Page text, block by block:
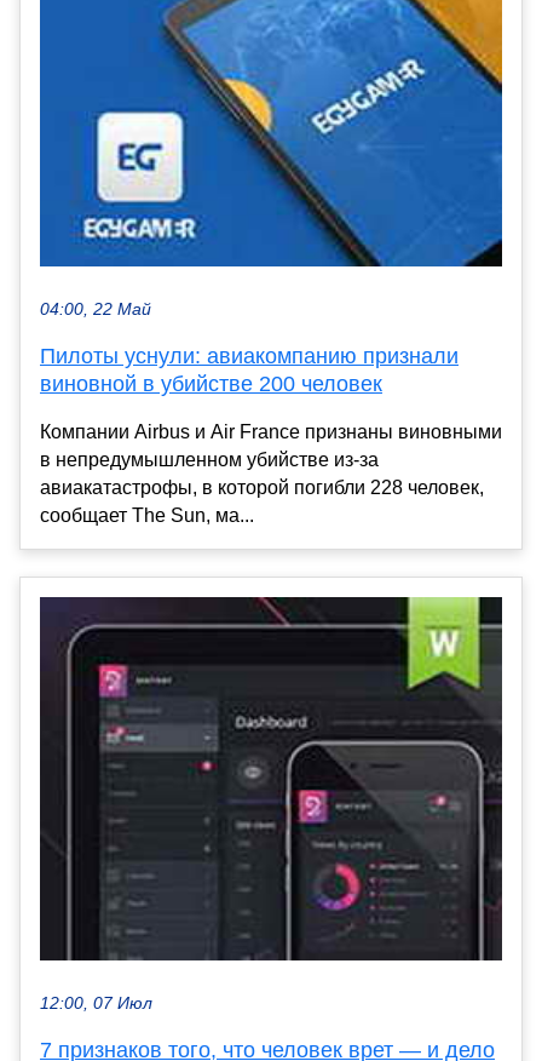
04:00, 22 Май
Пилоты уснули: авиакомпанию признали
виновной в убийстве 200 человек
Компании Airbus и Air France признаны виновными
в непредумышленном убийстве из-за
авиакатастрофы, в которой погибли 228 человек,
сообщает The Sun, ма...
12:00, 07 Июл
7 признаков того, что человек врет — и дело